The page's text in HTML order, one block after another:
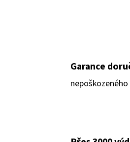
Garance